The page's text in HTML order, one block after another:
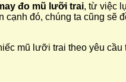
đo mũ lưỡi trai, từ việc
cạnh đó, chúng ta cũng sẽ
mũ lưỡi trai theo yêu